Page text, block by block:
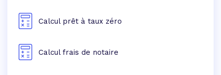
Calcul prêt à taux zéro
Calcul frais de notaire